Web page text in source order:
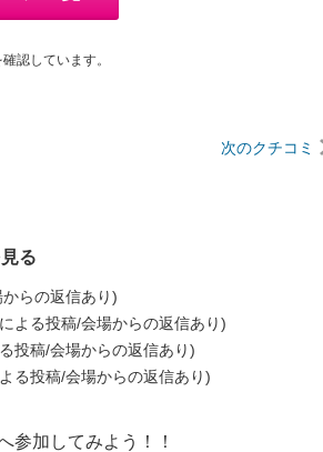
認しています。
次のクチコミ
る
らの返信あり)
よる投稿/会場からの返信あり)
投稿/会場からの返信あり)
る投稿/会場からの返信あり)
参加してみよう！！